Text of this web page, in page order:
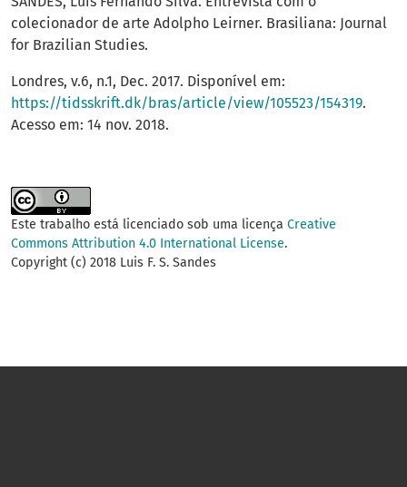
colecionador de arte Adolpho Leirner. Brasiliana: Journal
for Brazilian Studies.
Londres, v.6, n.1, Dec. 2017. Disponível em:
https://tidsskrift.dk/bras/article/view/105523/154319.
Acesso em: 14 nov. 2018.
Este trabalho está licenciado sob uma licença Creative
Commons Attribution 4.0 International License.
Copyright (c) 2018 Luis F. S. Sandes